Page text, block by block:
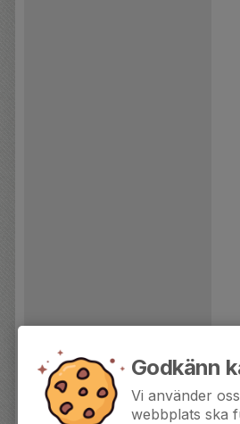
Godkänn
Vi använder
webbplats ska